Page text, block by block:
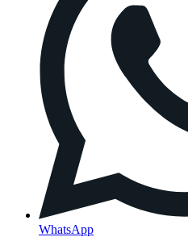
WhatsApp